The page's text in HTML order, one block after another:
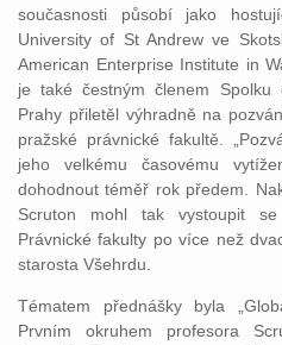
současnosti působí jako
University of St Andrew ve
American Enterprise Institute in
je také čestným členem Spolku
Prahy přiletěl výhradně na
pražské právnické fakultě.
jeho velkému časovému
dohodnout téměř rok předem.
Scruton mohl tak vystoupit
Právnické fakulty po více než
starosta Všehrdu.
Tématem přednášky byla
Prvním okruhem profesora